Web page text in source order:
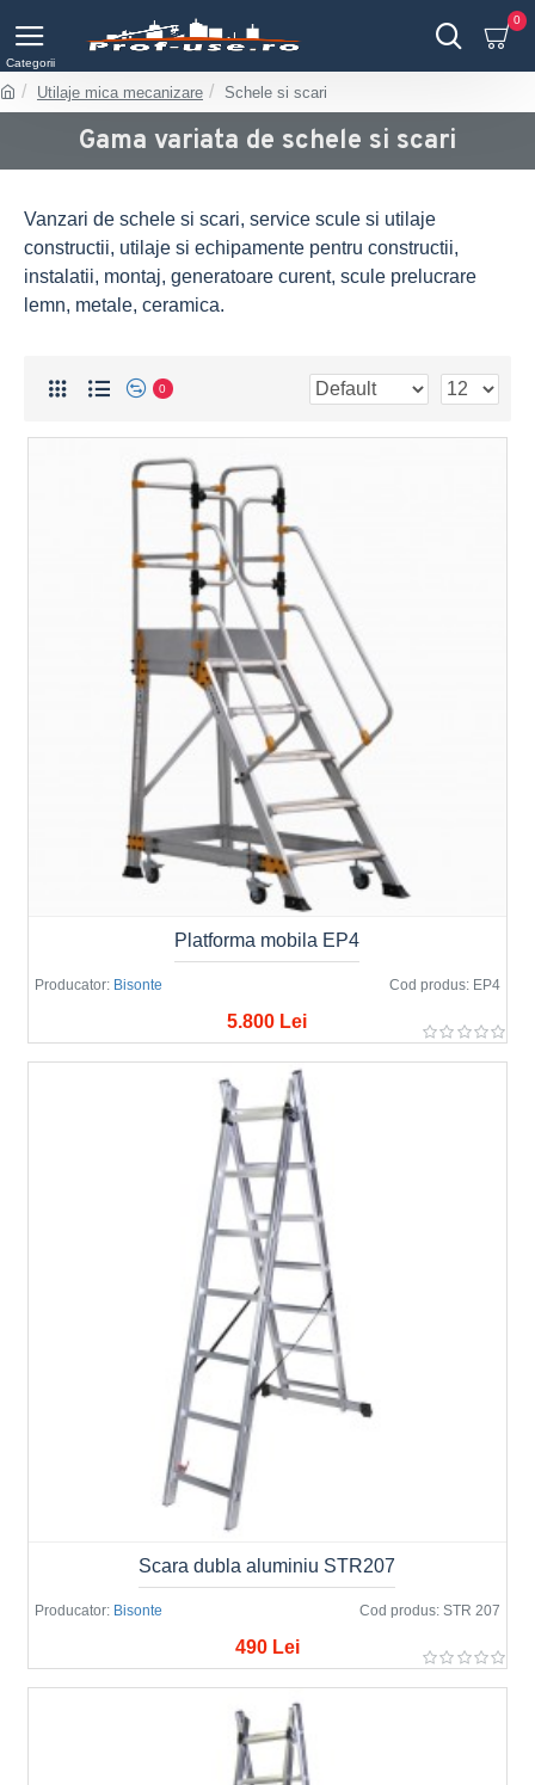
0
Utilaje mica mecanizare Schele si scari
Gama variata de schele si scari
Vanzari de schele si scari, service scule si utilaje
constructii, utilaje si echipamente pentru constructii,
instalatii, montaj, generatoare curent, scule prelucrare
lemn, metale, ceramica.
0
Producator: Bisonte Cod produs: EP4
Platforma mobila EP4
5.800 Lei
Producator: Bisonte Cod produs: STR 207
Scara dubla aluminiu STR207
490 Lei